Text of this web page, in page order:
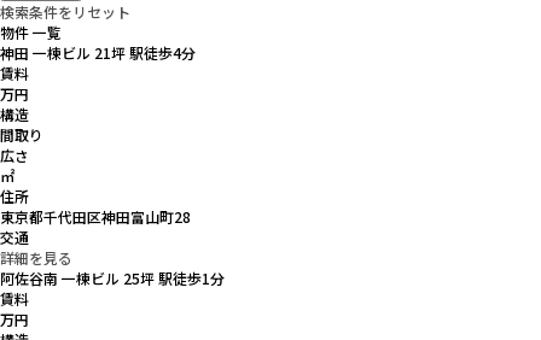
検索条件をリセット
物件 一覧
神田 一棟ビル 21坪 駅徒歩4分
賃料
万円
構造
間取り
広さ
㎡
住所
東京都千代田区神田富山町28
交通
詳細を見る
阿佐谷南 一棟ビル 25坪 駅徒歩1分
賃料
万円